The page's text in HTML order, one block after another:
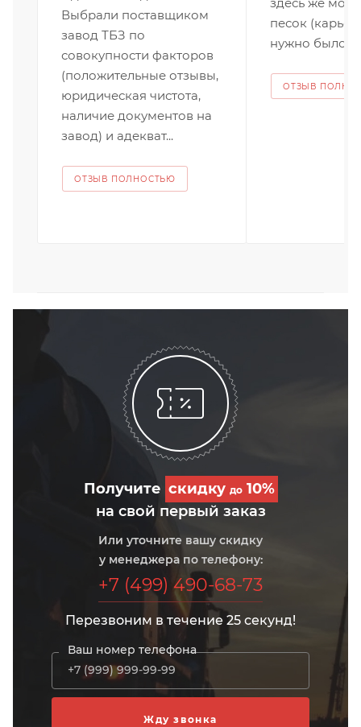
Выбрали поставщиком
завод ТБЗ по
совокупности факторов
(положительные отзывы,
юридическая чистота,
наличие документов на
завод) и адекват...
ОТЗЫВ ПОЛНОСТЬЮ
песок
нужно было
ОТЗЫВ
Получите скидку до10%
на свой первый заказ
Или уточните вашу скидку
у менеджера по телефону:
+7 (499) 490-68-73
Перезвоним в течение 25 секунд!
Ваш номер телефона